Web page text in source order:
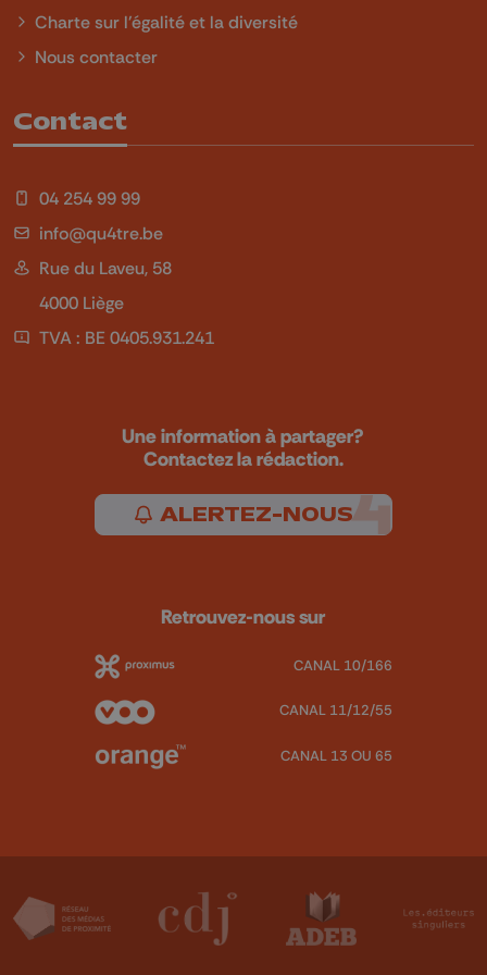
Charte sur l'égalité et la diversité
Nous contacter
Contact
04 254 99 99
info@qu4tre.be
Rue du Laveu, 58
4000 Liège
TVA : BE 0405.931.241
Une information à partager?
Contactez la rédaction.
ALERTEZ-NOUS
Retrouvez-nous sur
CANAL 10/166
CANAL 11/12/55
CANAL 13 OU 65